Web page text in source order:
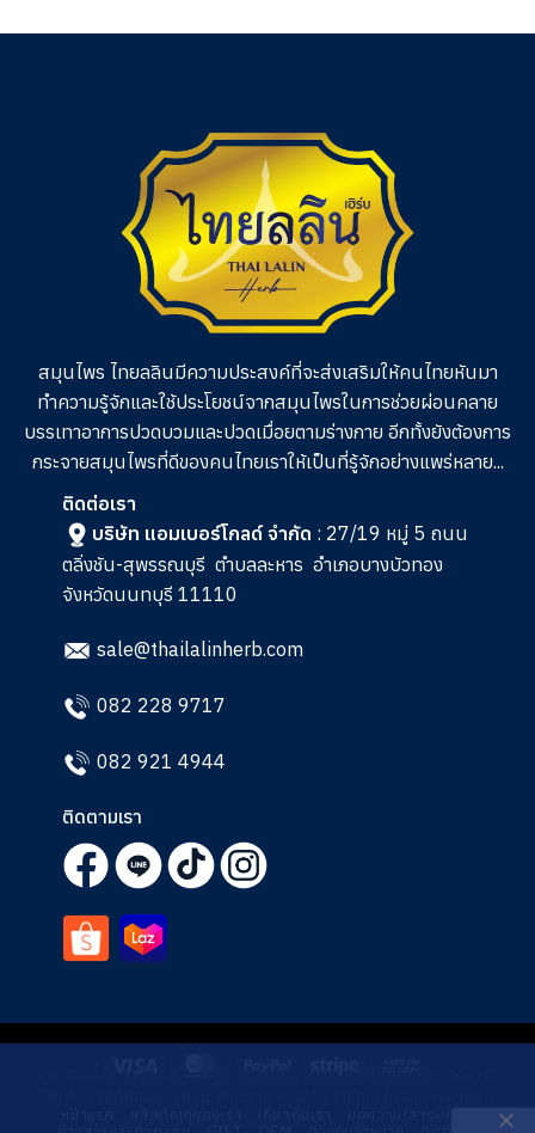
สมุนไพร ไทยลลินมีความประสงค์ที่จะส่งเสริมให้คนไทยหันมา
ทำความรู้จักและใช้ประโยชน์จากสมุนไพรในการช่วยผ่อนคลาย
บรรเทาอาการปวดบวมและปวดเมื่อยตามร่างกาย อีกทั้งยังต้องการ
กระจายสมุนไพรที่ดีของคนไทยเราให้เป็นที่รู้จักอย่างแพร่หลาย...
ติดต่อเรา
บริษัท แอมเบอร์โกลด์ จำกัด : 27/19 หมู่ 5 ถนน
ตลิ่งชัน-สุพรรณบุรี ตำบลละหาร อำเภอบางบัวทอง
จังหวัดนนทบุรี 11110
sale@thailalinherb.com
082 228 9717
082 921 4944
ติดตามเรา